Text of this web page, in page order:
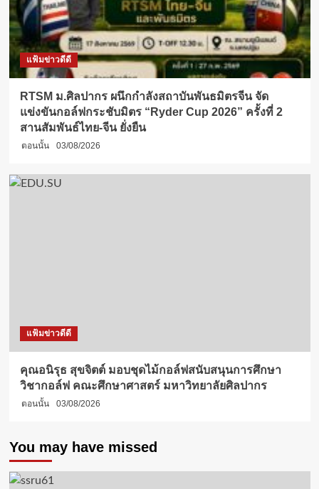
แฟ้มข่าวดีดี
RTSM ม.ศิลปากร ผนึกกำลังสถาบันพันธมิตรจีน จัด
แข่งขันกอล์ฟกระชับมิตร “Ryder Cup 2026” ครั้งที่ 2
สานสัมพันธ์ไทย-จีน ยั่งยืน
ตอนนั้น 03/08/2026
แฟ้มข่าวดีดี
คุณอนิรุธ สุขจิตต์ มอบชุดไม้กอล์ฟสนับสนุนการศึกษา
วิชากอล์ฟ คณะศึกษาศาสตร์ มหาวิทยาลัยศิลปากร
ตอนนั้น 03/08/2026
You may have missed